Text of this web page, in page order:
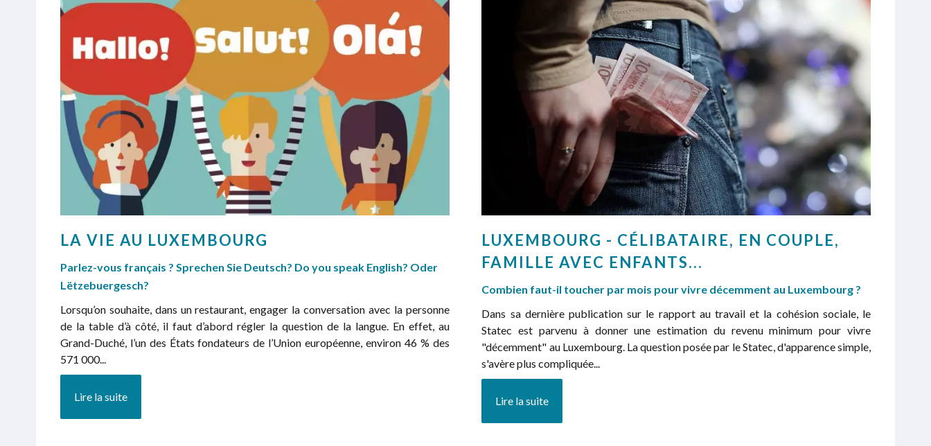
LA VIE AU LUXEMBOURG
Parlez-vous français ? Sprechen Sie Deutsch? Do you speak English? Oder
Lëtzebuergesch?
Lorsqu’on souhaite, dans un restaurant, engager la conversation avec la personne
de la table d’à côté, il faut d’abord régler la question de la langue. En effet, au
Grand-Duché, l’un des États fondateurs de l’Union européenne, environ 46 % des
571 000...
Lire la suite
LUXEMBOURG - CÉLIBATAIRE, EN COUPLE,
FAMILLE AVEC ENFANTS...
Combien faut-il toucher par mois pour vivre décemment au Luxembourg ?
Dans sa dernière publication sur le rapport au travail et la cohésion sociale, le
Statec est parvenu à donner une estimation du revenu minimum pour vivre
"décemment" au Luxembourg. La question posée par le Statec, d'apparence simple,
s'avère plus compliquée...
Lire la suite